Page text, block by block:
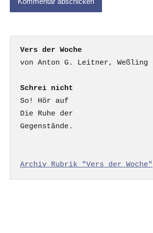
Vers der Woche
Schrei nicht
So! Hör auf
Die Ruhe der
Gegenstände.
Archiv Rubrik "Vers der Woche"